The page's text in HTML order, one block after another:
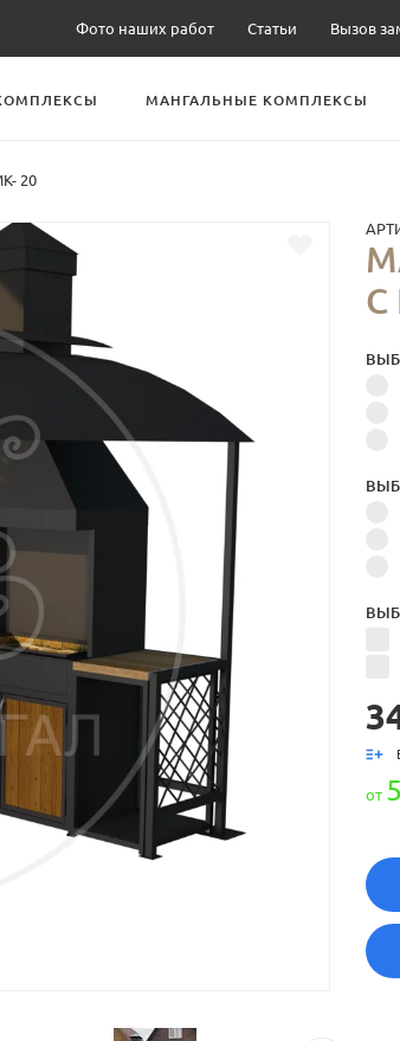
Фото наших работ Статьи Вызов
МАНГАЛЬНЫЕ КОМПЛЕКСЫ
20
С
от